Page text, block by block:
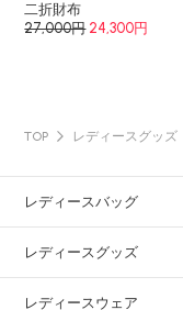
二折財布
27,000円 24,300円
TOP レディースグッズ
レディースバッグ
レディースグッズ
レディースウェア